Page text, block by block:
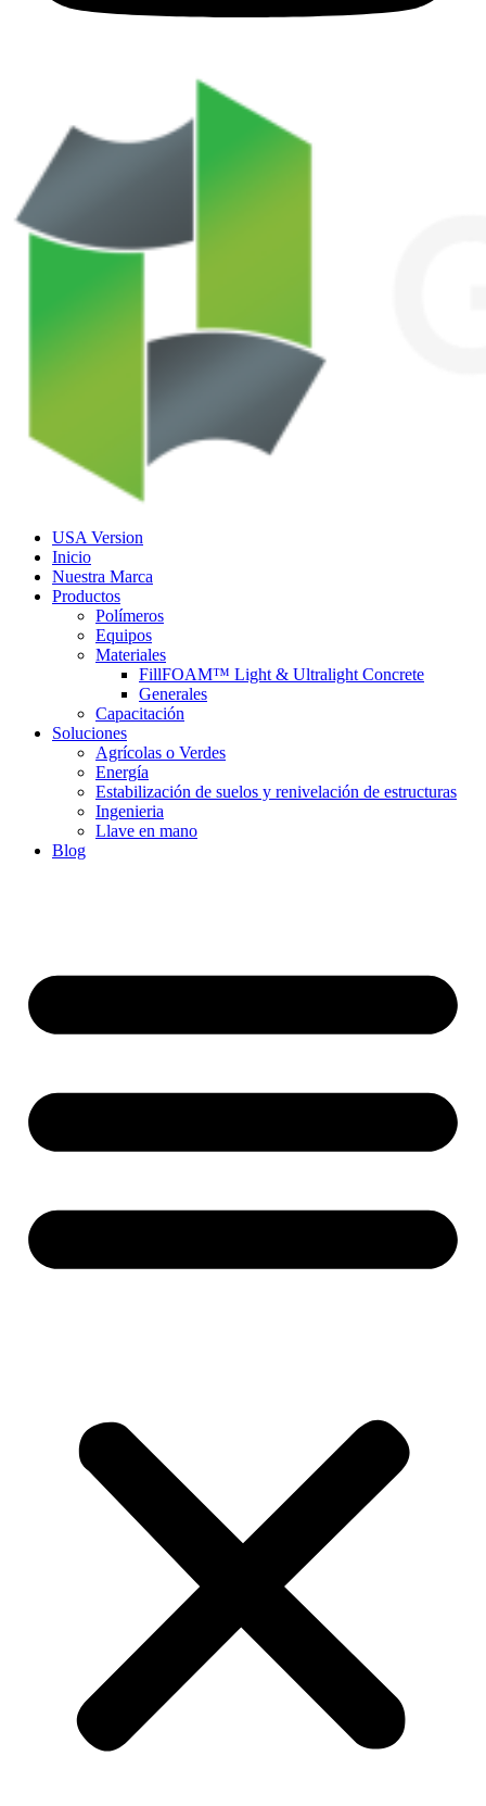
USA Version
Inicio
Nuestra Marca
Productos
Polímeros
Equipos
Materiales
FillFOAM™ Light & Ultralight Concrete
Generales
Capacitación
Soluciones
Agrícolas o Verdes
Energía
Estabilización de suelos y renivelación de estructuras
Ingenieria
Llave en mano
Blog